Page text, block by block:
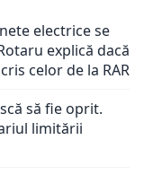
electrice se
explică dacă
celor de la RAR
să fie oprit.
limitării